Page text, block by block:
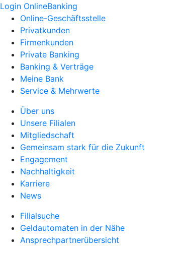
Login OnlineBanking
Online-Geschäftsstelle
Privatkunden
Firmenkunden
Private Banking
Banking & Verträge
Meine Bank
Service & Mehrwerte
Über uns
Unsere Filialen
Mitgliedschaft
Gemeinsam stark für die Zukunft
Engagement
Nachhaltigkeit
Karriere
News
Filialsuche
Geldautomaten in der Nähe
Ansprechpartnerübersicht